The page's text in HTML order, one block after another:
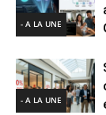
- A LA UNE
- A LA UNE